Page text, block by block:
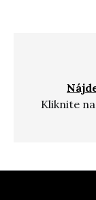
Kliknite na